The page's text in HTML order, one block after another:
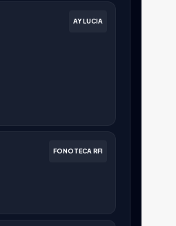
AY LUCIA
FONOTECA RFI